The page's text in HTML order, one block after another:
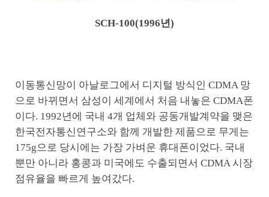
SCH-100(1996년)
이동통신망이 아날로그에서 디지털 방식인 CDMA 망
으로 바뀌면서 삼성이 세계에서 처음 내놓은 CDMA폰
이다. 1992년에 국내 4개 업체와 공동개발계약을 맺은
한국전자통신연구소와 함께 개발한 제품으로 무게는
175g으로 당시에는 가장 가벼운 휴대폰이었다. 국내
뿐만 아니라 홍콩과 미국에도 수출되면서 CDMA 시장
점유율을 빠르게 높여갔다.